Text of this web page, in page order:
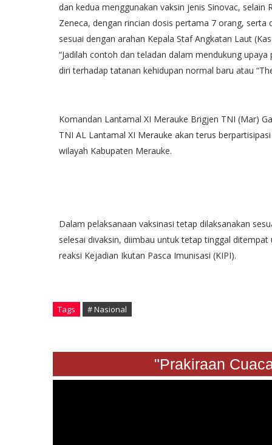
dan kedua menggunakan vaksin jenis Sinovac,
Zeneca, dengan rincian dosis pertama 7 orang,
sesuai dengan arahan Kepala Staf Angkatan Laut
“Jadilah contoh dan teladan dalam mendukung
diri terhadap tatanan kehidupan normal baru atau
Komandan Lantamal XI Merauke Brigjen TNI (Mar)
TNI AL Lantamal XI Merauke akan terus
wilayah Kabupaten Merauke.
Dalam pelaksanaan vaksinasi tetap dilaksanakan
selesai divaksin, diimbau untuk tetap tinggal
reaksi Kejadian Ikutan Pasca Imunisasi (KIPI).
Tags # Nasional
"Prakiraan Cuaca